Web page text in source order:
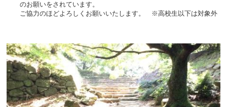
のお願いをされています。
ご協力のほどよろしくお願いいたします。 ※高校生以下は対象外